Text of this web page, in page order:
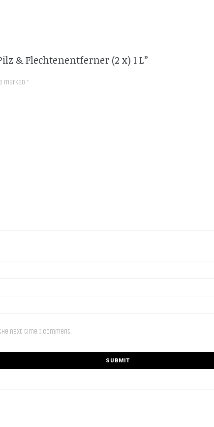
& Flechtenentferner (2 x) 1 L”
marked *
next time I comment.